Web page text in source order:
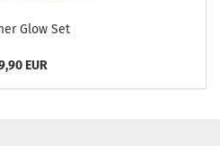
Glow Set
EUR